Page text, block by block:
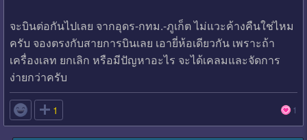
จะบินต่อกันไปเลย จากอุดร-กทม.-ภูเก็ต ไม่แวะค้างคืนใช่ไหม
ครับ จองตรงกับสายการบินเลย เอายี่ห้อเดียวกัน เพราะถ้า
เครื่องเลท ยกเลิก หรือมีปัญหาอะไร จะได้เคลมและจัดการ
ง่ายกว่าครับ
 1 1